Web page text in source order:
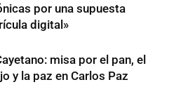
por una supuesta
digital»
misa por el pan, el
y la paz en Carlos Paz